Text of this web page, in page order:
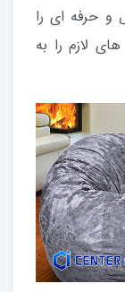
حرفه ای را
لازم را به